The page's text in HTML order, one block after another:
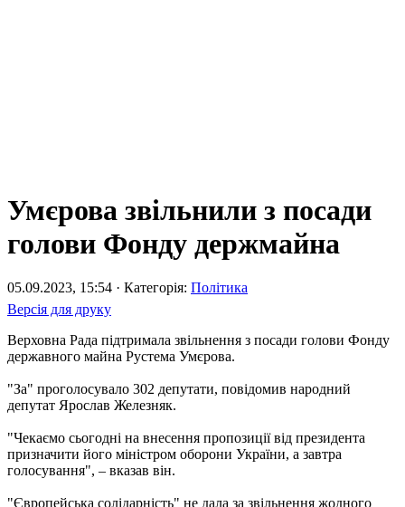
Умєрова звільнили з посади
голови Фонду держмайна
05.09.2023, 15:54 · Категорія: Політика
Версія для друку
Верховна Рада підтримала звільнення з посади голови Фонду
державного майна Рустема Умєрова.
"За" проголосувало 302 депутати, повідомив народний
депутат Ярослав Железняк.
"Чекаємо сьогодні на внесення пропозиції від президента
призначити його міністром оборони України, а завтра
голосування", – вказав він.
"Європейська солідарність" не дала за звільнення жодного